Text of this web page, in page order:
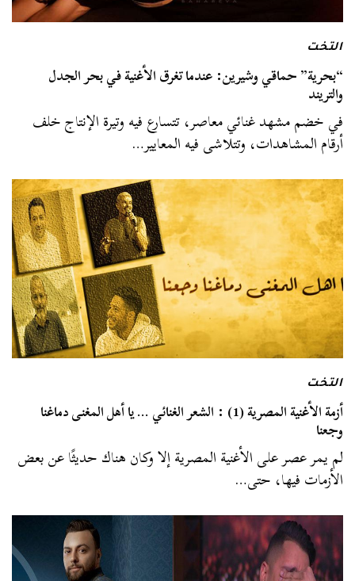
التخت
“بحرية” حماقي وشيرين: عندما تغرق الأغنية في بحر الجدل
والتريند
في خضم مشهد غنائي معاصر، تتسارع فيه وتيرة الإنتاج خلف
أرقام المشاهدات، وتتلاشى فيه المعايير…
التخت
أزمة الأغنية المصرية (1) : الشعر الغنائي … يا أهل المغنى دماغنا
وجعنا
لم يمر عصر على الأغنية المصرية إلا وكان هناك حديثًا عن بعض
الأزمات فيها، حتى…